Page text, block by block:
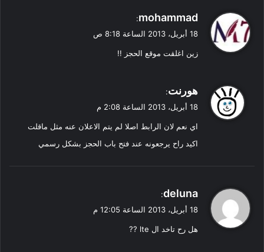
ي
ل
mohammad
:
18 أبريل، 2013 الساعة 8:18 ص
زين اغلقت موقع الحجز !!
ل
هورنت:
18 أبريل، 2013 الساعة 2:08 م
اي نعم لان الرابط اصلا لم يتم الاعلان عنه مثل ماقلت
اكيد راح يرجعونه عند فتح باب الحجز بشكل رسمي
ي
ل
deluna
:
18 أبريل، 2013 الساعة 12:05 م
هل رح تاخد ال lte ??